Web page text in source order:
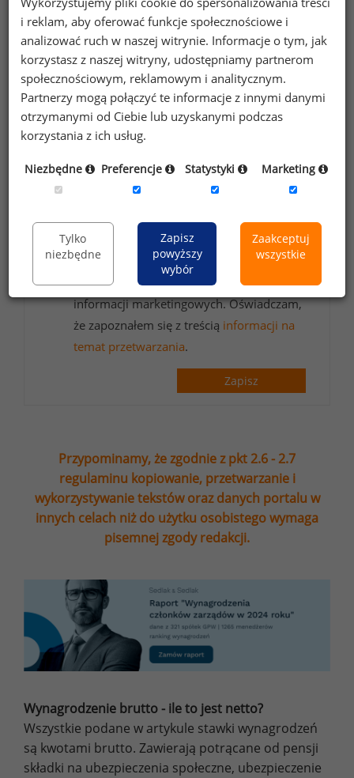
Chcesz na bieżąco śledzić najnowsze informacje o
wynagrodzeniach?
Zapisz się do newslettera!
danych osobowych zawartych w
formularzu przez Sedlak
&Sedlak sp. z o.o.
sp. k. w celu otrzymywania bezpłatnego
newsletter’a portalu wynagrodzenia.pl.
Wyrażam zgodę na przesyłanie na podany
adres e-mail ofert handlowych oraz
informacji marketingowych. Oświadczam,
że zapoznałem się z treścią informacji na
temat przetwarzania.
Zapisz
Przypominamy, że zgodnie z pkt 2.6 - 2.7
regulaminu kopiowanie, przetwarzanie i
wykorzystywanie tekstów oraz danych portalu w
innych celach niż do użytku osobistego wymaga
pisemnej zgody redakcji.
Wynagrodzenie brutto - ile to jest netto?
Wszystkie podane w artykule stawki wynagrodzeń
są kwotami brutto. Zawierają potrącane od pensji
składki na ubezpieczenia społeczne, ubezpieczenie
i reklam, aby oferować funkcje społecznościowe i
analizować ruch w naszej witrynie. Informacje o tym, jak
korzystasz z naszej witryny, udostępniamy partnerom
społecznościowym, reklamowym i analitycznym.
Partnerzy mogą połączyć te informacje z innymi danymi
otrzymanymi od Ciebie lub uzyskanymi podczas
korzystania z ich usług.
Niezbędne Preferencje Statystyki Marketing
Tylko
niezbędne
Zapisz
powyższy
wybór
Zaakceptuj
wszystkie